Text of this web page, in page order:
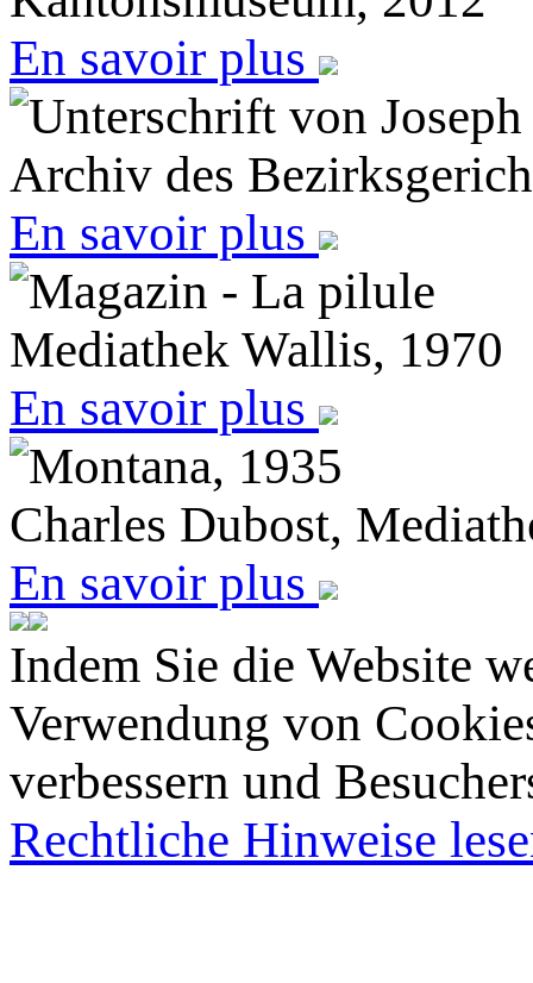
En savoir plus
Unterschrift von
Archiv des
En savoir plus
Magazin - La pilule
Mediathek Wallis, 1970
En savoir plus
Montana, 1935
Charles Dubost,
En savoir plus
Indem Sie die Website
Verwendung von
verbessern und
Rechtliche Hinweise